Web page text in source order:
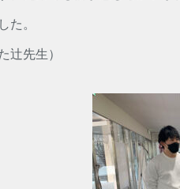
た。
辻先生）